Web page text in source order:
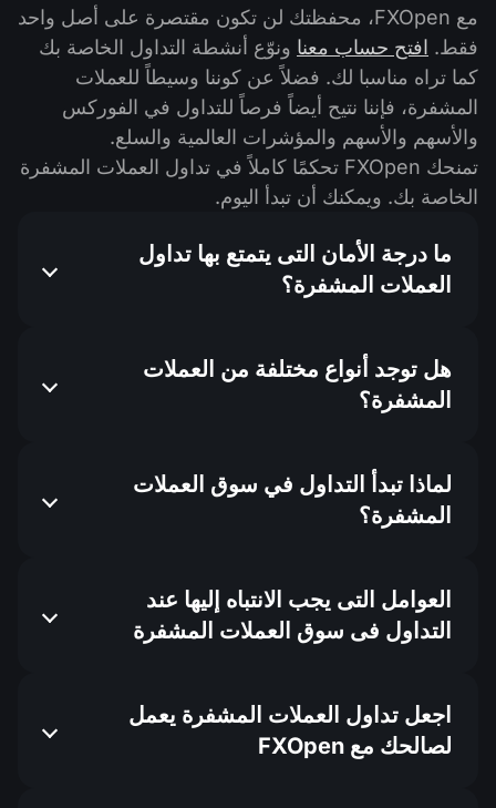
مع FXOpen، محفظتك لن تكون مقتصرة على أصل واحد
فقط. افتح حساب معنا ونوّع أنشطة التداول الخاصة بك
كما تراه مناسبا لك. فضلاً عن كوننا وسيطاً للعملات
المشفرة، فإننا نتيح أيضاً فرصاً للتداول في الفوركس
والأسهم والأسهم والمؤشرات العالمية والسلع.
تمنحك FXOpen تحكمًا كاملاً في تداول العملات المشفرة
الخاصة بك. ويمكنك أن تبدأ اليوم.
ما درجة الأمان التى يتمتع بها تداول
العملات المشفرة؟
هل توجد أنواع مختلفة من العملات
المشفرة؟
لماذا تبدأ التداول في سوق العملات
المشفرة؟
العوامل التى يجب الانتباه إليها عند
التداول فى سوق العملات المشفرة
اجعل تداول العملات المشفرة يعمل
لصالحك مع FXOpen